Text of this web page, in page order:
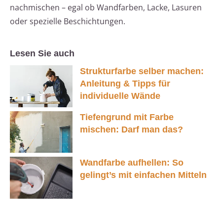
nachmischen – egal ob Wandfarben, Lacke, Lasuren
oder spezielle Beschichtungen.
Lesen Sie auch
Strukturfarbe selber machen:
Anleitung & Tipps für
individuelle Wände
Tiefengrund mit Farbe
mischen: Darf man das?
Wandfarbe aufhellen: So
gelingt’s mit einfachen Mitteln